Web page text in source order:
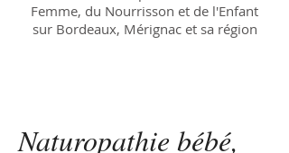
Femme, du Nourrisson et de l'Enfant
sur Bordeaux, Mérignac et sa région
Naturopathie bébé,